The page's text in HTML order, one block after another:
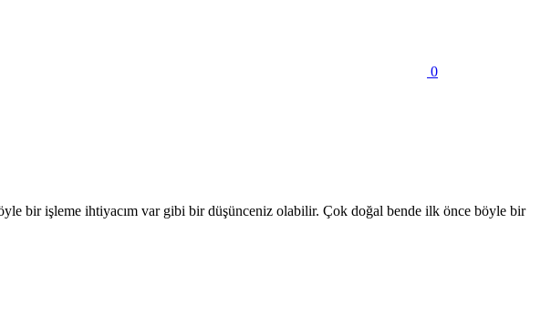
0
bir işleme ihtiyacım var gibi bir düşünceniz olabilir. Çok doğal bende ilk önce böyle bir